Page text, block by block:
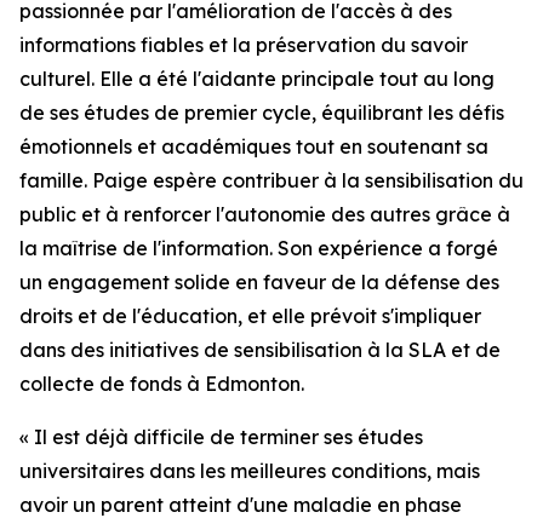
passionnée par l'amélioration de l'accès à des
informations fiables et la préservation du savoir
culturel. Elle a été l'aidante principale tout au long
de ses études de premier cycle, équilibrant les défis
émotionnels et académiques tout en soutenant sa
famille. Paige espère contribuer à la sensibilisation du
public et à renforcer l'autonomie des autres grâce à
la maîtrise de l'information. Son expérience a forgé
un engagement solide en faveur de la défense des
droits et de l'éducation, et elle prévoit s'impliquer
dans des initiatives de sensibilisation à la SLA et de
collecte de fonds à Edmonton.
« Il est déjà difficile de terminer ses études
universitaires dans les meilleures conditions, mais
avoir un parent atteint d'une maladie en phase